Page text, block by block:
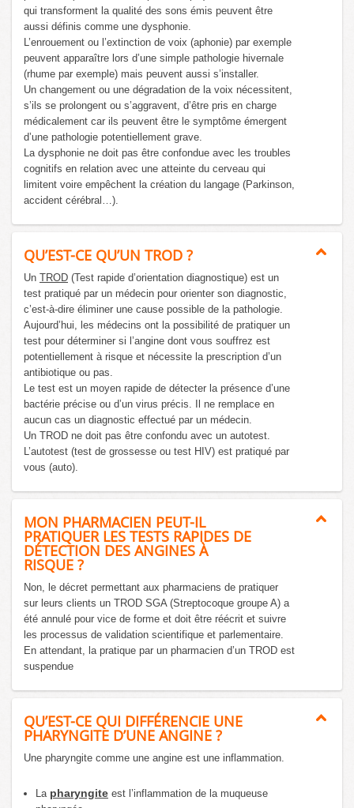
qui transforment la qualité des sons émis peuvent être
aussi définis comme une dysphonie.
L’enrouement ou l’extinction de voix (aphonie) par exemple
peuvent apparaître lors d’une simple pathologie hivernale
(rhume par exemple) mais peuvent aussi s’installer.
Un changement ou une dégradation de la voix nécessitent,
s’ils se prolongent ou s’aggravent, d’être pris en charge
médicalement car ils peuvent être le symptôme émergent
d’une pathologie potentiellement grave.
La dysphonie ne doit pas être confondue avec les troubles
cognitifs en relation avec une atteinte du cerveau qui
limitent voire empêchent la création du langage (Parkinson,
accident cérébral…).
QU’EST-CE QU’UN TROD ?
Un TROD (Test rapide d’orientation diagnostique) est un
test pratiqué par un médecin pour orienter son diagnostic,
c’est-à-dire éliminer une cause possible de la pathologie.
Aujourd’hui, les médecins ont la possibilité de pratiquer un
test pour déterminer si l’angine dont vous souffrez est
potentiellement à risque et nécessite la prescription d’un
antibiotique ou pas.
Le test est un moyen rapide de détecter la présence d’une
bactérie précise ou d’un virus précis. Il ne remplace en
aucun cas un diagnostic effectué par un médecin.
Un TROD ne doit pas être confondu avec un autotest.
L’autotest (test de grossesse ou test HIV) est pratiqué par
vous (auto).
MON PHARMACIEN PEUT-IL
PRATIQUER LES TESTS RAPIDES DE
DÉTECTION DES ANGINES À
RISQUE ?
Non, le décret permettant aux pharmaciens de pratiquer
sur leurs clients un TROD SGA (Streptocoque groupe A) a
été annulé pour vice de forme et doit être réécrit et suivre
les processus de validation scientifique et parlementaire.
En attendant, la pratique par un pharmacien d’un TROD est
suspendue
QU’EST-CE QUI DIFFÉRENCIE UNE
PHARYNGITE D’UNE ANGINE ?
Une pharyngite comme une angine est une inflammation.
La pharyngite est l’inflammation de la muqueuse